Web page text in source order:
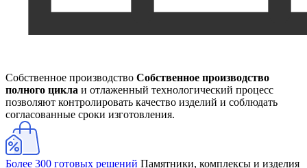
Собственное производство Собственное производство
полного цикла и отлаженный технологический процесс
позволяют контролировать качество изделий и соблюдать
согласованные сроки изготовления.
Более 300 готовых решений Памятники, комплексы и изделия